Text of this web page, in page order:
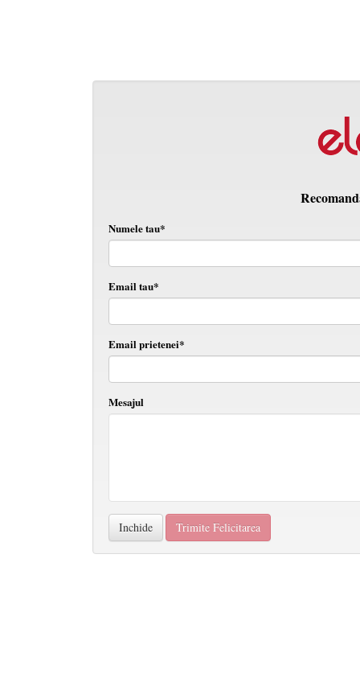
Numele tau*
Email tau*
Email prietenei*
Mesajul